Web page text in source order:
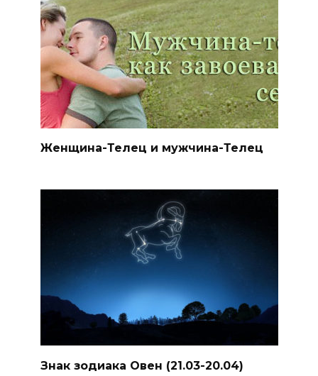
Женщина-Телец и мужчина-Телец
Знак зодиака Овен (21.03-20.04)